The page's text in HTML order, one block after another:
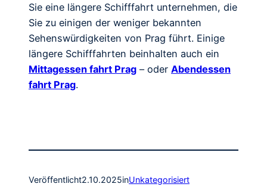
Sie eine längere Schifffahrt unternehmen, die
Sie zu einigen der weniger bekannten
Sehenswürdigkeiten von Prag führt. Einige
längere Schifffahrten beinhalten auch ein
Mittagessen fahrt Prag – oder Abendessen
fahrt Prag.
Veröffentlicht2.10.2025inUnkategorisiert